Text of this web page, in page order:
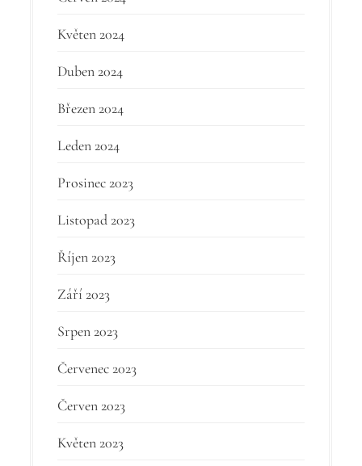
Květen 2024
Duben 2024
Březen 2024
Leden 2024
Prosinec 2023
Listopad 2023
Říjen 2023
Září 2023
Srpen 2023
Červenec 2023
Červen 2023
Květen 2023